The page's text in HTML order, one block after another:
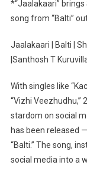
*“Jaalakaari”
song from “Balti”
Jaalakaari | Balti |
|Santhosh T
With singles like
“Vizhi Veezhudhu,”
stardom on social
has been released
“Balti.” The song,
social media into a